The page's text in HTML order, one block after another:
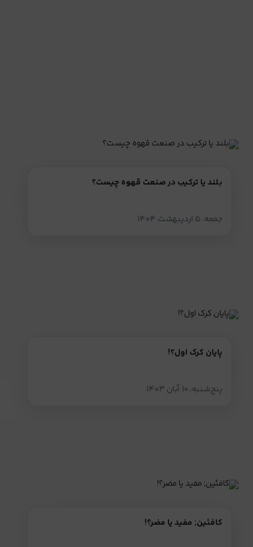
بلند یا ترکیب در صنعت قهوه چیست؟
جمعه، ۵ اردیبهشت ۱۴۰۴
پایان کرک اول؟!
پنج‌شنبه، ۱۰ آبان ۱۴۰۳
کافئین; مفید یا مضر؟!